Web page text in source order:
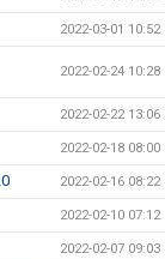
2022-03-01 10:52
2022-02-24 10:28
2022-02-22 13:06
2022-02-18 08:00
2022-02-16 08:22
2022-02-10 07:12
2022-02-07 09:03